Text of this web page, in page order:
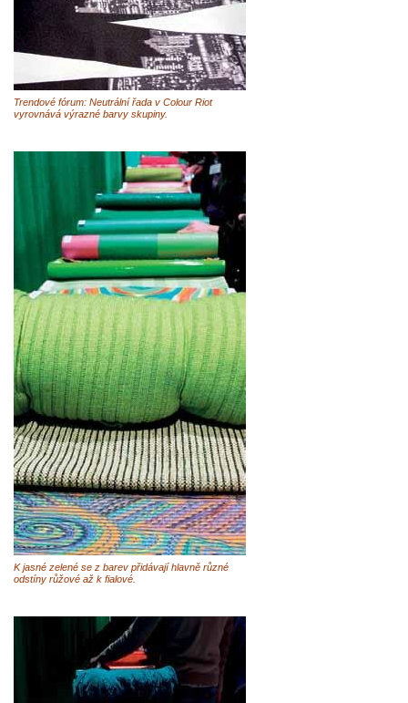
Trendové fórum: Neutrální řada v Colour Riot
vyrovnává výrazné barvy skupiny.
K jasné zelené se z barev přidávají hlavně různé
odstíny růžové až k fialové.